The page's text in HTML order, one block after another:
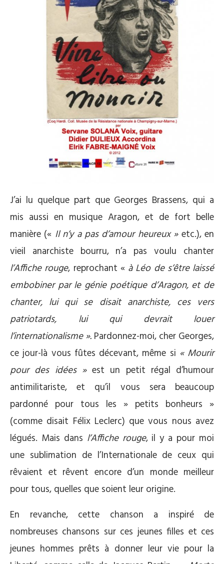
J’ai lu quelque part que Georges Brassens, qui a
mis aussi en musique Aragon, et de fort belle
manière (« Il n’y a pas d’amour heureux »etc.), en
vieil anarchiste bourru, n’a pas voulu chanter
l’Affiche rouge, reprochant « à Léo de s’être laissé
embobiner par le génie poétique d’Aragon, et de
chanter, lui qui se disait anarchiste, ces vers
patriotards, lui qui devrait louer
l’internationalisme ». Pardonnez-moi, cher Georges,
ce jour-là vous fûtes décevant, même si « Mourir
pour des idées »est un petit régal d’humour
antimilitariste, et qu’il vous sera beaucoup
pardonné pour tous les » petits bonheurs »
(comme disait Félix Leclerc) que vous nous avez
légués. Mais dans l’Affiche rouge, il y a pour moi
une sublimation de l’Internationale de ceux qui
rêvaient et rêvent encore d’un monde meilleur
pour tous, quelles que soient leur origine.
En revanche, cette chanson a inspiré de
nombreuses chansons sur ces jeunes filles et ces
jeunes hommes prêts à donner leur vie pour la